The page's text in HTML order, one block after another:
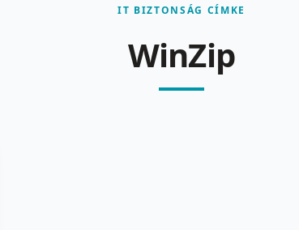
IT BIZTONSÁG CÍMKE
WinZip